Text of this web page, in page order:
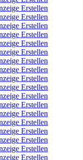
Erstellen
Erstellen
Erstellen
Erstellen
Erstellen
Erstellen
Erstellen
Erstellen
Erstellen
Erstellen
Erstellen
Erstellen
Erstellen
Erstellen
Erstellen
Erstellen
Erstellen
Erstellen